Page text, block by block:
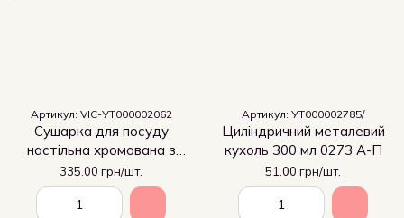
Артикул: VIC-УТ000002062
Сушарка для посуду
настільна хромована з
піддоном 1190 А-Плюс
335.00 грн/шт.
Артикул: УТ000002785/
Циліндричний металевий
кухоль 300 мл 0273 А-П
51.00 грн/шт.